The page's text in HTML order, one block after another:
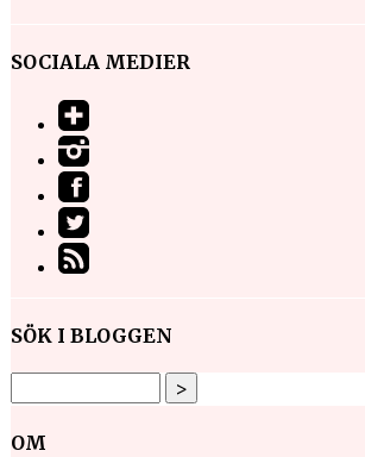
SOCIALA MEDIER
SÖK I BLOGGEN
OM